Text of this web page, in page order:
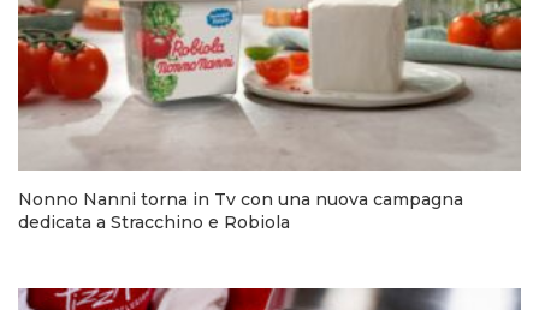
Nonno Nanni torna in Tv con una nuova campagna
dedicata a Stracchino e Robiola